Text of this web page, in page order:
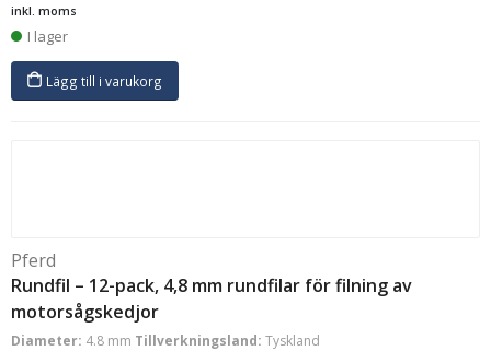
inkl. moms
I lager
Lägg till i varukorg
Pferd
Rundfil – 12-pack, 4,8 mm rundfilar för filning av
motorsågskedjor
Diameter: 4.8 mm Tillverkningsland: Tyskland